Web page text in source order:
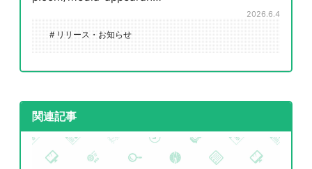
2026.6.4
# リリース・お知らせ
関連記事